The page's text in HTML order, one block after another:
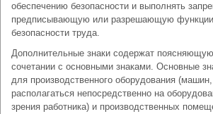
обеспечению безопасности и выполнять
предписывающую или разрешающую
безопасности труда.
Дополнительные знаки содержат
сочетании с основными знаками. Основные
для производственного оборудования
располагаться непосредственно на
зрения работника) и производственных